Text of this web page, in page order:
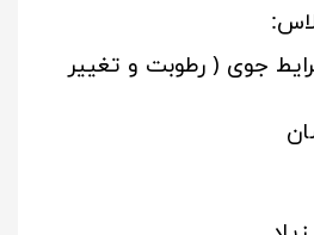
جوی ( رطوبت و تغییر